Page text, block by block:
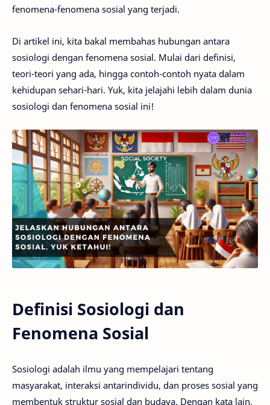
fenomena-fenomena sosial yang terjadi.
Di artikel ini, kita bakal membahas hubungan antara
sosiologi dengan fenomena sosial. Mulai dari definisi,
teori-teori yang ada, hingga contoh-contoh nyata dalam
kehidupan sehari-hari. Yuk, kita jelajahi lebih dalam dunia
sosiologi dan fenomena sosial ini!
Definisi Sosiologi dan
Fenomena Sosial
Sosiologi adalah ilmu yang mempelajari tentang
masyarakat, interaksi antarindividu, dan proses sosial yang
membentuk struktur sosial dan budaya. Dengan kata lain,